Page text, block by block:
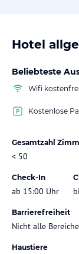
Hotel
Beliebteste
Wifi kostenfrei
Kostenlose
Gesamtzahl
< 50
Check-In
ab 15:00 Uhr
Barrierefreiheit
Nicht alle
Haustiere